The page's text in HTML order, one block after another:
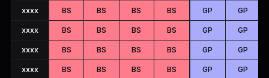
xxxx
xxxx
xxxx
xxxx
BS BS BS BS
BS BS BS BS
BS BS BS BS
BS BS BS BS
GP GP
GP GP
GP GP
GP GP